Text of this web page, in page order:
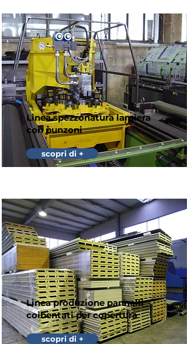
Linea spezzonatura lamiera
con punzoni
scopri di +
Linea produzione pannelli
coibentati per copertura
scopri di +